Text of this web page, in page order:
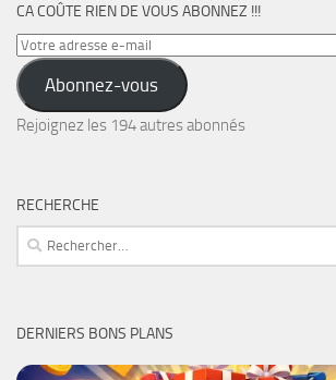
CA COÛTE RIEN DE VOUS ABONNEZ !!!
Votre
adresse
e-
mail
Abonnez-vous
Rejoignez les 194 autres abonnés
RECHERCHE
Rechercher :
DERNIERS BONS PLANS